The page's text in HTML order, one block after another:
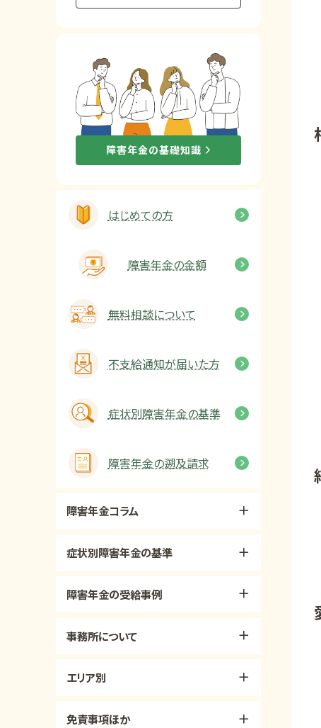
メリット
お電話でのお問い合わせ
089-907-3797
障害年金の基礎知識
はじめての方
障害年金の金額
無料相談について
不支給通知が届いた方
症状別障害年金の基準
障害年金の遡及請求
障害年金コラム
症状別障害年金の基準
障害年金の受給事例
事務所について
エリア別
免責事項ほか